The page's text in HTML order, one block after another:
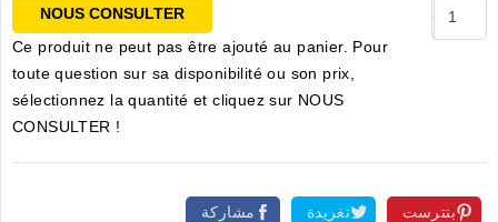
NOUS CONSULTER
Ce produit ne peut pas être ajouté au panier. Pour
toute question sur sa disponibilité ou son prix,
sélectionnez la quantité et cliquez sur NOUS
CONSULTER !
مشاركة تغريدة بنترست